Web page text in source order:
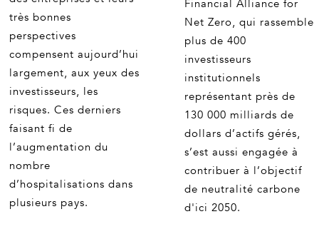
Financial Alliance for
Net Zero, qui rassemble
plus de 400
investisseurs
institutionnels
représentant près de
130 000 milliards de
dollars d’actifs gérés,
s’est aussi engagée à
contribuer à l’objectif
de neutralité carbone
d'ici 2050.
très bonnes
perspectives
compensent aujourd’hui
largement, aux yeux des
investisseurs, les
risques. Ces derniers
faisant fi de
l’augmentation du
nombre
d’hospitalisations dans
plusieurs pays.